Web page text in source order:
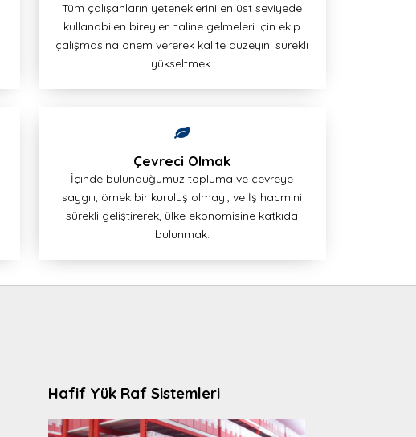
Tüm çalışanların yeteneklerini en üst seviyede
kullanabilen bireyler haline gelmeleri için ekip
çalışmasına önem vererek kalite düzeyini sürekli
yükseltmek.
Çevreci Olmak
İçinde bulunduğumuz topluma ve çevreye
saygılı, örnek bir kuruluş olmayı, ve İş hacmini
sürekli geliştirerek, ülke ekonomisine katkıda
bulunmak.
Hafif Yük Raf Sistemleri